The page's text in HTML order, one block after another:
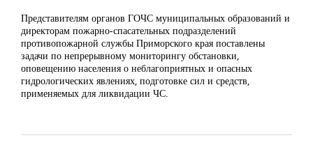
Представителям органов ГОЧС муниципальных образований и
директорам пожарно-спасательных подразделений
противопожарной службы Приморского края поставлены
задачи по непрерывному мониторингу обстановки,
оповещению населения о неблагоприятных и опасных
гидрологических явлениях, подготовке сил и средств,
применяемых для ликвидации ЧС.